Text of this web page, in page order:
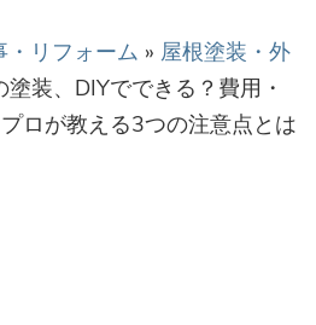
・リフォーム » 屋根塗装・外
装、DIYでできる？費用・
ロが教える3つの注意点とは